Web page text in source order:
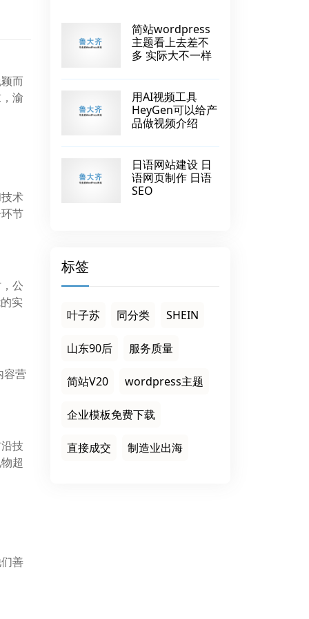
而
渝
术
节
公
实
容营
技
超
善
简站wordpress
主题看上去差不
多 实际大不一样
用AI视频工具
HeyGen可以给产
品做视频介绍
日语网站建设 日
语网页制作 日语
SEO
标签
叶子苏 同分类 SHEIN
山东90后 服务质量
简站V20 wordpress主题
企业模板免费下载
直接成交 制造业出海